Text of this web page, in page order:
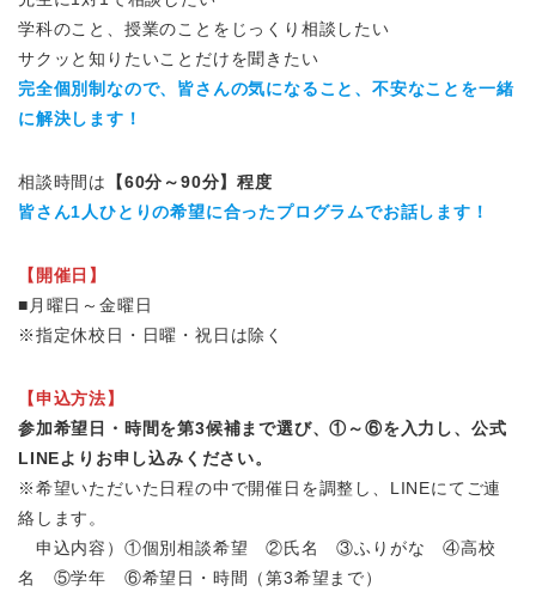
学科のこと、授業のことをじっくり相談したい
サクッと知りたいことだけを聞きたい
完全個別制なので、皆さんの気になること、不安なことを一緒
に解決します！
相談時間は
【60分～90分】程度
皆さん1人ひとりの希望に合ったプログラムでお話します！
【開催日】
■月曜日～金曜日
※指定休校日・日曜・祝日は除く
【申込方法】
参加希望日・時間を第3候補まで選び、①～⑥を入力し、公式
LINEよりお申し込みください。
※希望いただいた日程の中で開催日を調整し、LINEにてご連
絡します。
申込内容）①個別相談希望 ②氏名 ③ふりがな ④高校
名 ⑤学年 ⑥希望日・時間（第3希望まで）